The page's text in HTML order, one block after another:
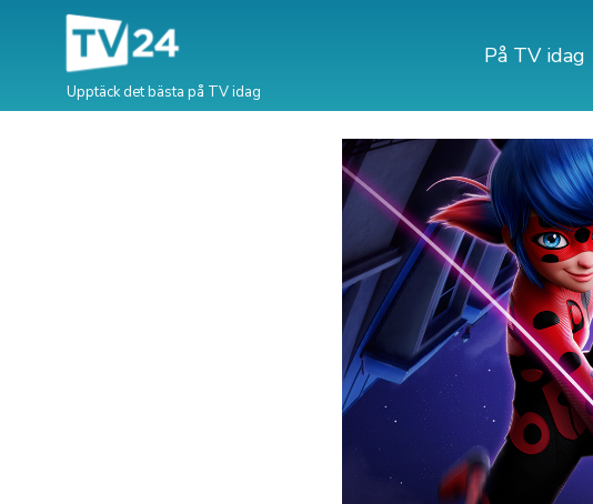
Upptäck det bästa på TV idag
På TV idag